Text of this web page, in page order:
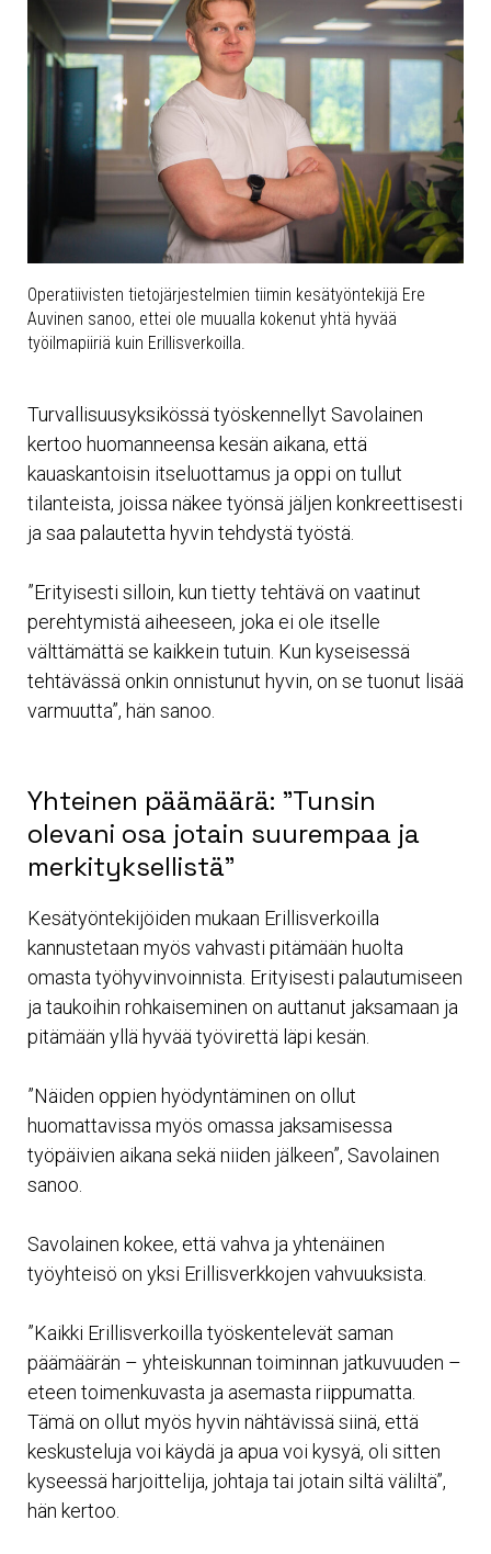
Operatiivisten tietojärjestelmien tiimin kesätyöntekijä Ere
Auvinen sanoo, ettei ole muualla kokenut yhtä hyvää
työilmapiiriä kuin Erillisverkoilla.
Turvallisuusyksikössä työskennellyt Savolainen
kertoo huomanneensa kesän aikana, että
kauaskantoisin itseluottamus ja oppi on tullut
tilanteista, joissa näkee työnsä jäljen konkreettisesti
ja saa palautetta hyvin tehdystä työstä.
”Erityisesti silloin, kun tietty tehtävä on vaatinut
perehtymistä aiheeseen, joka ei ole itselle
välttämättä se kaikkein tutuin. Kun kyseisessä
tehtävässä onkin onnistunut hyvin, on se tuonut lisää
varmuutta”, hän sanoo.
Yhteinen päämäärä: ”Tunsin
olevani osa jotain suurempaa ja
merkityksellistä”
Kesätyöntekijöiden mukaan Erillisverkoilla
kannustetaan myös vahvasti pitämään huolta
omasta työhyvinvoinnista. Erityisesti palautumiseen
ja taukoihin rohkaiseminen on auttanut jaksamaan ja
pitämään yllä hyvää työvirettä läpi kesän.
”Näiden oppien hyödyntäminen on ollut
huomattavissa myös omassa jaksamisessa
työpäivien aikana sekä niiden jälkeen”, Savolainen
sanoo.
Savolainen kokee, että vahva ja yhtenäinen
työyhteisö on yksi Erillisverkkojen vahvuuksista.
”Kaikki Erillisverkoilla työskentelevät saman
päämäärän – yhteiskunnan toiminnan jatkuvuuden –
eteen toimenkuvasta ja asemasta riippumatta.
Tämä on ollut myös hyvin nähtävissä siinä, että
keskusteluja voi käydä ja apua voi kysyä, oli sitten
kyseessä harjoittelija, johtaja tai jotain siltä väliltä”,
hän kertoo.